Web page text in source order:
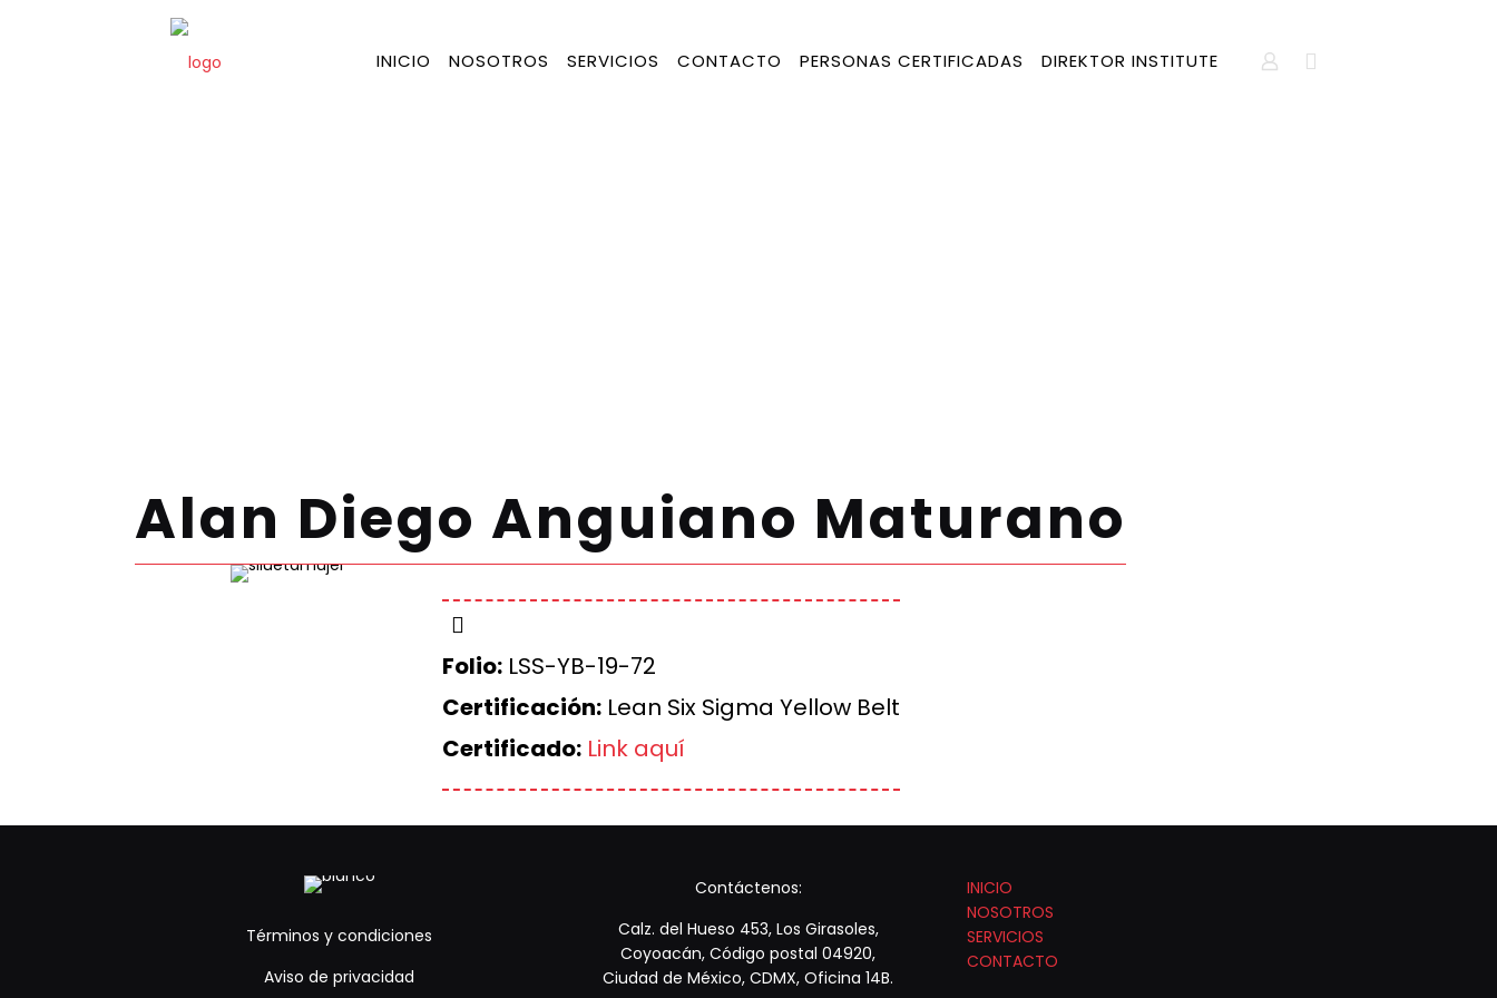
INICIO NOSOTROS SERVICIOS CONTACTO PERSONAS CERTIFICADAS DIREKTOR INSTITUTE
Alan Diego Anguiano Maturano
Folio:LSS-YB-19-72
Certificación:Lean Six Sigma Yellow Belt
Certificado: Link aquí
Términos y condiciones
Aviso de privacidad
Contáctenos:
Calz. del Hueso 453, Los Girasoles,
Coyoacán, Código postal 04920,
Ciudad de México, CDMX, Oficina 14B.
INICIO
NOSOTROS
SERVICIOS
CONTACTO